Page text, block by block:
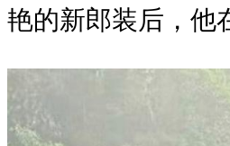
艳的新郎装后，他